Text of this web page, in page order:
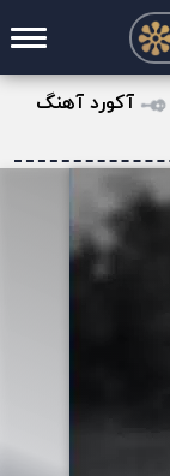
آکورد آهنگ